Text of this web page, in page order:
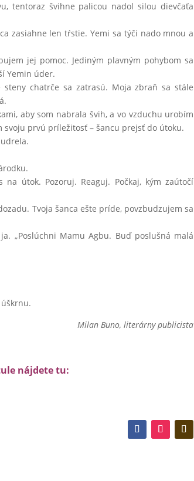
tentoraz švihne palicou nadol silou dievčaťa
zasiahne len tŕstie. Yemi sa týči nado mnou a
jej pomoc. Jediným plavným pohybom sa
Yemin úder.
chatrče sa zatrasú. Moja zbraň sa stále
aby som nabrala švih, a vo vzduchu urobím
prvú príležitosť – šancu prejsť do útoku.
na útok. Pozoruj. Reaguj. Počkaj, kým zaútočí
Tvoja šanca ešte príde, povzbudzujem sa
„Poslúchni Mamu Agbu. Buď poslušná malá
Milan Buno, literárny publicista
nájdete tu: